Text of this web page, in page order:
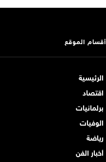
أقسام الموقع
الرئيسية
اقتصاد
برلمانيات
الوفيات
رياضة
أخبار الفن